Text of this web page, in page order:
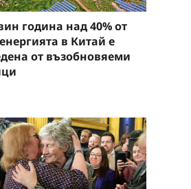
година над 40% от
в Китай е
от възобновяеми